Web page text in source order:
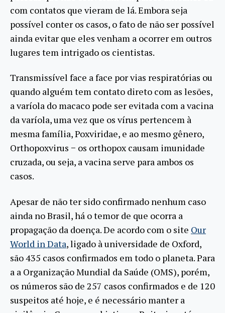
com contatos que vieram de lá. Embora seja
possível conter os casos, o fato de não ser possível
ainda evitar que eles venham a ocorrer em outros
lugares tem intrigado os cientistas.
Transmissível face a face por vias respiratórias ou
quando alguém tem contato direto com as lesões,
a varíola do macaco pode ser evitada com a vacina
da varíola, uma vez que os vírus pertencem à
mesma família, Poxviridae, e ao mesmo gênero,
Orthopoxvirus − os orthopox causam imunidade
cruzada, ou seja, a vacina serve para ambos os
casos.
Apesar de não ter sido confirmado nenhum caso
ainda no Brasil, há o temor de que ocorra a
propagação da doença. De acordo com o site Our
World in Data, ligado à universidade de Oxford,
são 435 casos confirmados em todo o planeta. Para
a a Organização Mundial da Saúde (OMS), porém,
os números são de 257 casos confirmados e de 120
suspeitos até hoje, e é necessário manter a